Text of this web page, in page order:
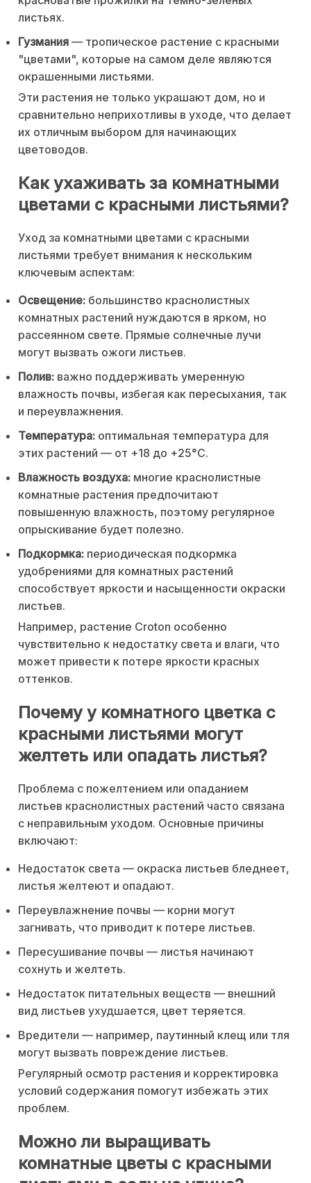
листьях.
Гузмания — тропическое растение с красными
"цветами", которые на самом деле являются
окрашенными листьями.
Эти растения не только украшают дом, но и
сравнительно неприхотливы в уходе, что делает
их отличным выбором для начинающих
цветоводов.
Как ухаживать за комнатными
цветами с красными листьями?
Уход за комнатными цветами с красными
листьями требует внимания к нескольким
ключевым аспектам:
Освещение: большинство краснолистных
комнатных растений нуждаются в ярком, но
рассеянном свете. Прямые солнечные лучи
могут вызвать ожоги листьев.
Полив: важно поддерживать умеренную
влажность почвы, избегая как пересыхания, так
и переувлажнения.
Температура: оптимальная температура для
этих растений — от +18 до +25°C.
Влажность воздуха: многие краснолистные
комнатные растения предпочитают
повышенную влажность, поэтому регулярное
опрыскивание будет полезно.
Подкормка: периодическая подкормка
удобрениями для комнатных растений
способствует яркости и насыщенности окраски
листьев.
Например, растение Croton особенно
чувствительно к недостатку света и влаги, что
может привести к потере яркости красных
оттенков.
Почему у комнатного цветка с
красными листьями могут
желтеть или опадать листья?
Проблема с пожелтением или опаданием
листьев краснолистных растений часто связана
с неправильным уходом. Основные причины
включают:
Недостаток света — окраска листьев бледнеет,
листья желтеют и опадают.
Переувлажнение почвы — корни могут
загнивать, что приводит к потере листьев.
Пересушивание почвы — листья начинают
сохнуть и желтеть.
Недостаток питательных веществ — внешний
вид листьев ухудшается, цвет теряется.
Вредители — например, паутинный клещ или тля
могут вызвать повреждение листьев.
Регулярный осмотр растения и корректировка
условий содержания помогут избежать этих
проблем.
Можно ли выращивать
комнатные цветы с красными